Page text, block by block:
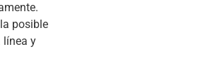
posible
línea y